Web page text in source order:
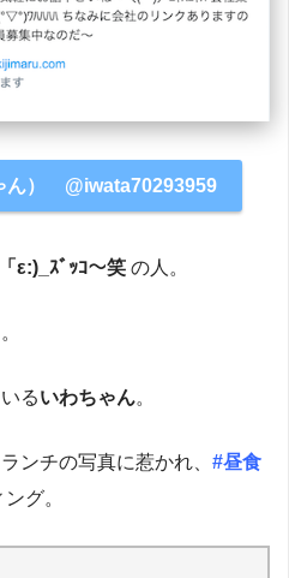
ん） @iwata70293959
ε:)_ｽﾞｯｺ〜笑 の人。
るいわちゃん。
ンチの写真に惹かれ、 #昼食
グ。